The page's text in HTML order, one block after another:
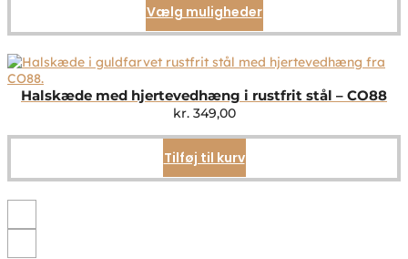
Vælg mulighederDette
vare
flere
Mulighederne
på
Halskæde med hjertevedhæng i rustfrit stål – CO88
kr.349,00
Tilføj til kurv